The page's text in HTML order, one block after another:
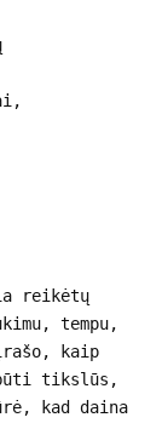
reikėtų
tempu,
kaip
tikslūs,
kad daina